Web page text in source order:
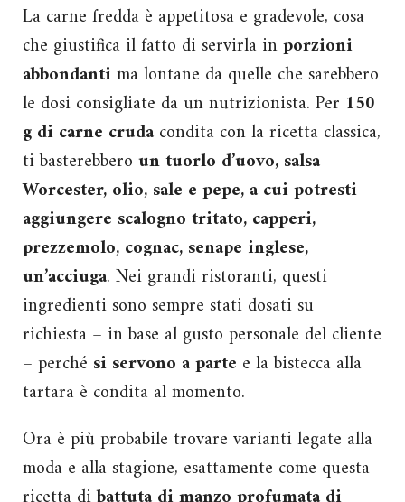
La carne fredda è appetitosa e gradevole, cosa
che giustifica il fatto di servirla inporzioni
abbondantima lontane da quelle che sarebbero
le dosi consigliate da un nutrizionista. Per 150
g di carne cruda condita con la ricetta classica,
ti basterebbero un tuorlo d’uovo, salsa
Worcester, olio, sale e pepe, a cui potresti
aggiungere scalogno tritato, capperi,
prezzemolo, cognac, senape inglese,
un’acciuga. Nei grandi ristoranti, questi
ingredienti sono sempre stati dosati su
richiesta – in base al gusto personale del cliente
– perché si servono a parte e la bistecca alla
tartara è condita al momento.
Ora è più probabile trovare varianti legate alla
moda e alla stagione, esattamente come questa